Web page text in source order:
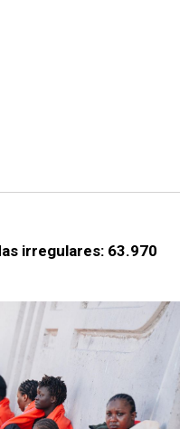
irregulares: 63.970